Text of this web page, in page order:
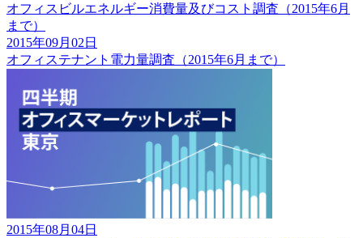
オフィスビルエネルギー消費量及びコスト調査（2015年6月
まで）
2015年09月02日
オフィステナント電力量調査（2015年6月まで）
2015年08月04日